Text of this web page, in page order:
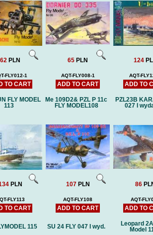
62 PLN
FLY012-1
TO CART
65 PLN
AQT-FLY008-1
ADD TO CART
124
AQT-
ADD TO
FLY MODEL
113
PLN
FLY113
TO CART
Me 109D2& PZL P 11c
FLY MODEL108
107PLN
AQT-FLY108
ADD TO CART
PZL23B
027 I
86
AQT-
ADD TO
115 SU 24 FLY 047 I wyd.
Leopard
Model
NAGATO (DB) -
laser frames
Price:75 PLN